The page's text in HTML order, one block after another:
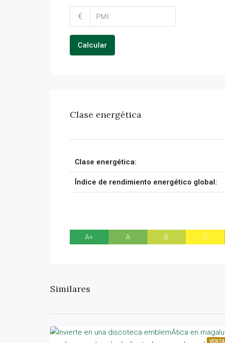
€
Calcular
Clase energética
Clase energética:
Índice de rendimiento energético global:
A+ A B C
Similares
VENTA